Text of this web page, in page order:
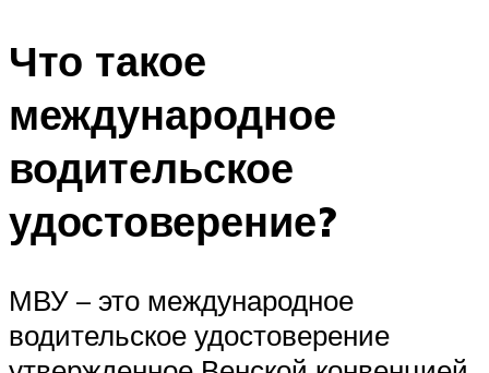
Что такое
международное
водительское
удостоверение?
МВУ – это международное
водительское удостоверение